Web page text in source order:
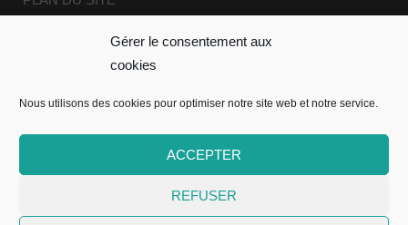
Gérer le consentement aux
cookies
Nous utilisons des cookies pour optimiser notre site web et notre service.
ACCEPTER
REFUSER
Cerfrance Normandie Maine
Site réalisé par L’Agence Alix